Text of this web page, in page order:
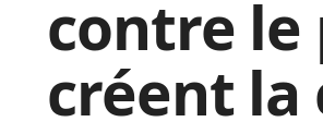
contre le
créent la